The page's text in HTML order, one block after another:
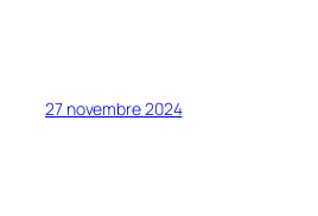
27 novembre 2024